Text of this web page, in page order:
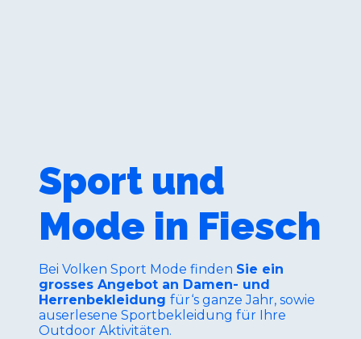
Sport und
Mode in Fiesch
Bei Volken Sport Mode finden Sie ein
grosses Angebot an Damen- und
Herrenbekleidung für‘s ganze Jahr, sowie
auserlesene Sportbekleidung für Ihre
Outdoor Aktivitäten.